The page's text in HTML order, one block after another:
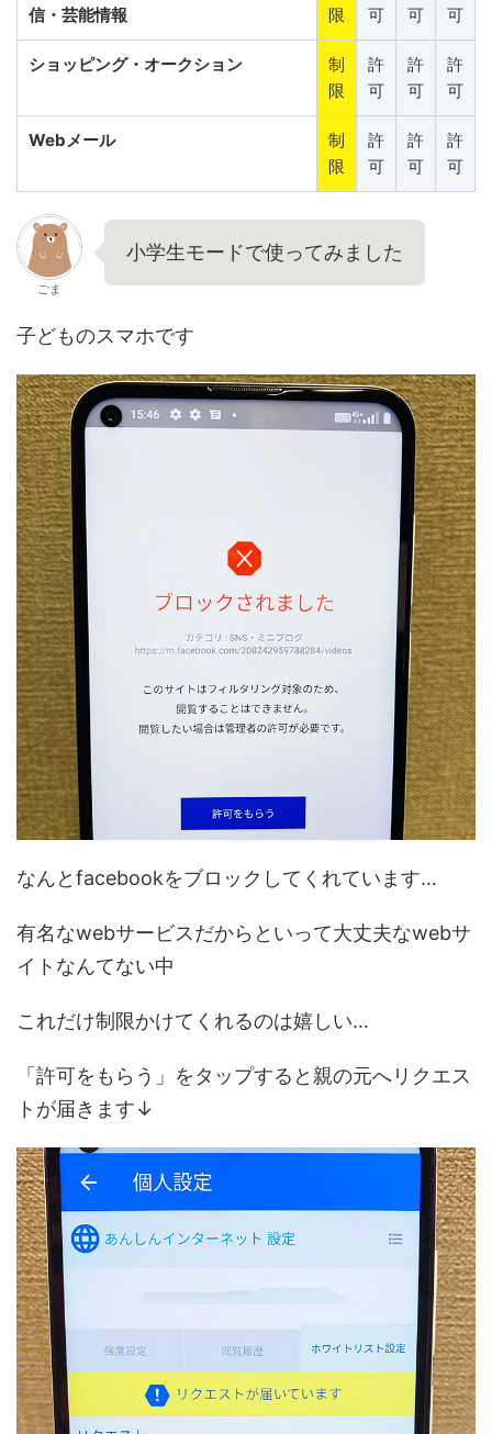
信・芸能情報
限
可
可
可
ショッピング・オークション
制
限
許
可
許
可
許
可
Webメール
制
限
許
可
許
可
許
可
ごま
小学生モードで使ってみました
子どものスマホです
なんとfacebookをブロックしてくれています…
有名なwebサービスだからといって大丈夫なwebサ
イトなんてない中
これだけ制限かけてくれるのは嬉しい…
「許可をもらう」をタップすると親の元へリクエス
トが届きます↓